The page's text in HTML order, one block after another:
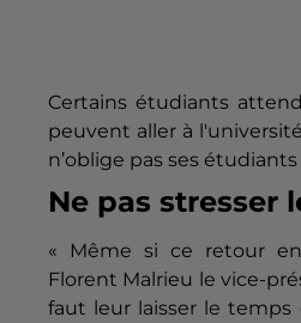
Certains étudiants
peuvent aller à
n’oblige pas ses
Ne pas stresser
« Même si ce retour
Florent Malrieu le vice-
faut leur laisser le temps